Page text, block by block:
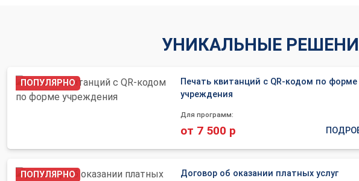
УНИКАЛЬНЫЕ
ПОПУЛЯРНО
Печать квитанций с QR-кодом по форме
учреждения
Для программ:
от 7 500 р
ПОПУЛЯРНО Договор об оказании платных услуг